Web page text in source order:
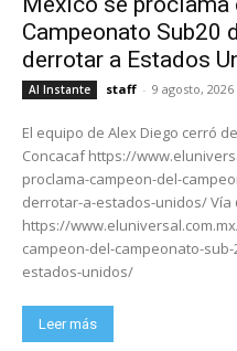
Campeonato Sub20
derrotar a Estados
Al Instante staff - 9 agosto, 2026
El equipo de Alex Diego cerró
Concacaf https://
proclama-campeon-del-
derrotar-a-estados-unidos/ Vía @eluniversalmx
https://
campeon-del-campeonato-
estados-unidos/
Leer más